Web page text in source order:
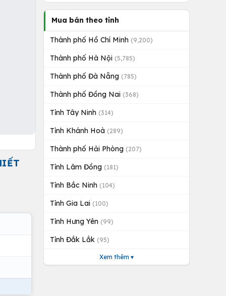
Mua bán theo tỉnh
Thành phố Hồ Chí Minh (9,200)
Thành phố Hà Nội (5,785)
Thành phố Đà Nẵng (785)
Thành phố Đồng Nai (368)
Tỉnh Tây Ninh (314)
Tỉnh Khánh Hoà (289)
Thành phố Hải Phòng (207)
Tỉnh Lâm Đồng (181)
Tỉnh Bắc Ninh (104)
Tỉnh Gia Lai (100)
Tỉnh Hưng Yên (99)
Tỉnh Đắk Lắk (95)
Xem thêm ▾